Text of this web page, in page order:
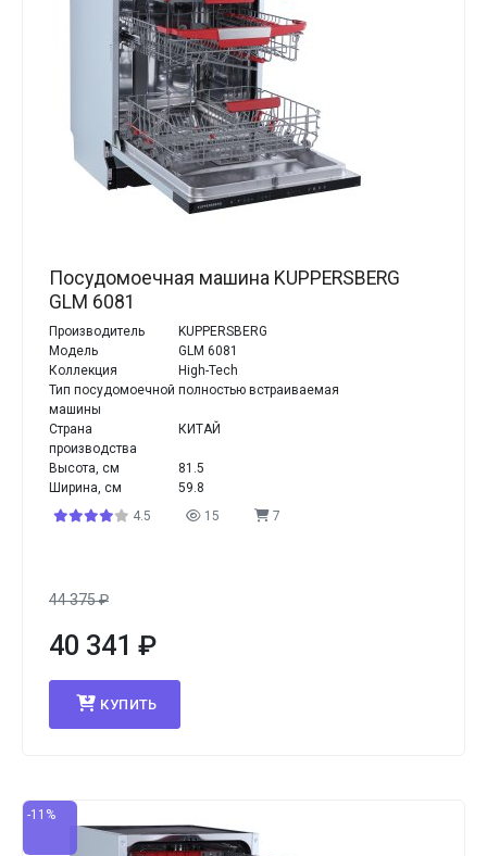
Посудомоечная машина KUPPERSBERG
GLM 6081
Производитель
KUPPERSBERG
Модель
GLM 6081
Коллекция
High-Tech
Тип посудомоечной
машины
полностью встраиваемая
Страна
производства
КИТАЙ
Высота, см
81.5
Ширина, см
59.8
4.5
15 7
44 375₽
40 341 ₽
КУПИТЬ
-11%